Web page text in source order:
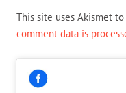
This site uses Akismet
comment data is